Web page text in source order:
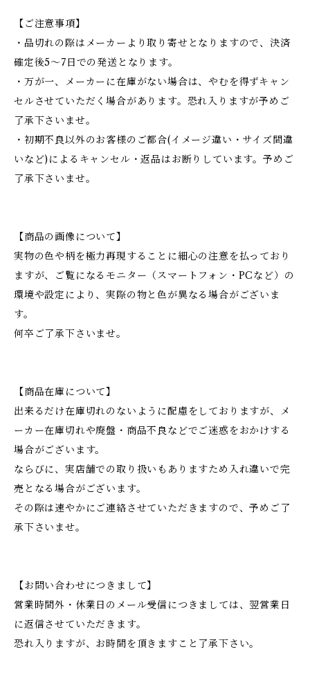
【ご注意事項】
・品切れの際はメーカーより取り寄せとなりますので、決済
確定後5～7日での発送となります。
・万が一、メーカーに在庫がない場合は、やむを得ずキャン
セルさせていただく場合があります。恐れ入りますが予めご
了承下さいませ。
・初期不良以外のお客様のご都合(イメージ違い・サイズ間違
いなど)によるキャンセル・返品はお断りしています。予めご
了承下さいませ。
【商品の画像について】
実物の色や柄を極力再現することに細心の注意を払っており
ますが、ご覧になるモニター（スマートフォン・PCなど）の
環境や設定により、実際の物と色が異なる場合がございま
す。
何卒ご了承下さいませ。
【商品在庫について】
出来るだけ在庫切れのないように配慮をしておりますが、メ
ーカー在庫切れや廃盤・商品不良などでご迷惑をおかけする
場合がございます。
ならびに、実店舗での取り扱いもありますため入れ違いで完
売となる場合がございます。
その際は速やかにご連絡させていただきますので、予めご了
承下さいませ。
【お問い合わせにつきまして】
営業時間外・休業日のメール受信につきましては、翌営業日
に返信させていただきます。
恐れ入りますが、お時間を頂きますこと了承下さい。